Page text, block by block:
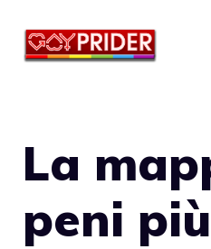
La
peni